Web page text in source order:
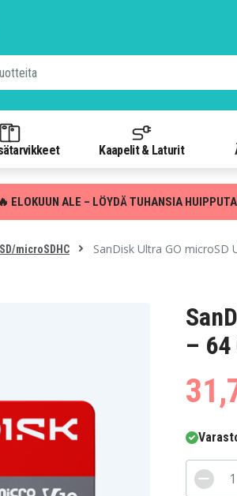
Kaapelit & Laturit
ELOKUUN ALE – LÖYDÄ TUHANSIA
microSDHC SanDisk Ultra GO microSD
– 64